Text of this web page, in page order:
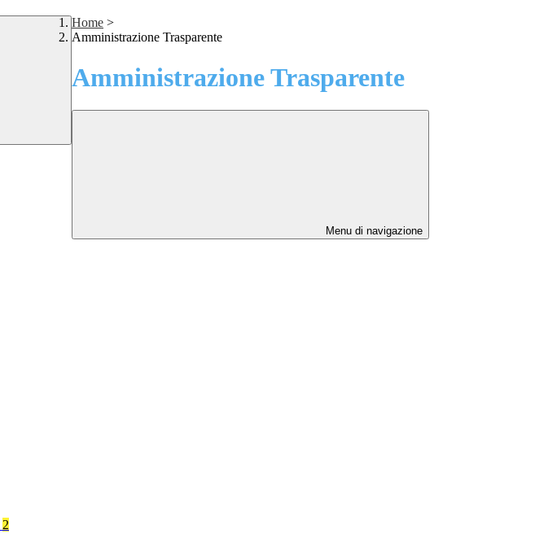
Home >
Amministrazione Trasparente
Amministrazione Trasparente
Menu di navigazione
2